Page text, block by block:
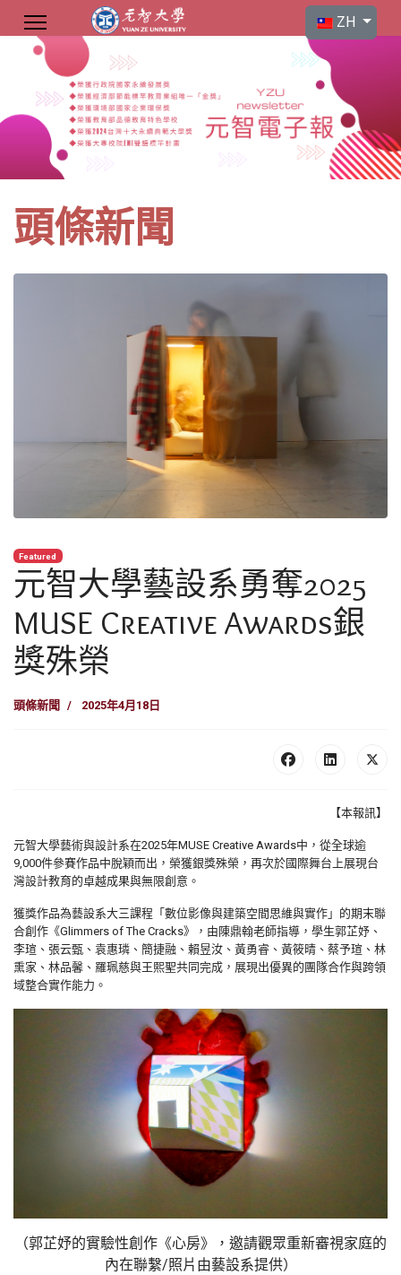
選擇你的語言
ZH
頭條新聞
Featured
元智大學藝設系勇奪2025
MUSE Creative Awards銀
獎殊榮
頭條新聞 2025年4月18日
【本報訊】
元智大學藝術與設計系在2025年MUSE Creative Awards中，從全球逾
9,000件參賽作品中脫穎而出，榮獲銀獎殊榮，再次於國際舞台上展現台
灣設計教育的卓越成果與無限創意。
獲獎作品為藝設系大三課程「數位影像與建築空間思維與實作」的期末聯
合創作《Glimmers of The Cracks》，由陳鼎翰老師指導，學生郭芷妤、
李瑄、張云甄、袁惠璘、簡捷融、賴昱汝、黃勇睿、黃筱晴、蔡予瑄、林
熏家、林品馨、羅珮慈與王熙聖共同完成，展現出優異的團隊合作與跨領
域整合實作能力。
（郭芷妤的實驗性創作《心房》，邀請觀眾重新審視家庭的
內在聯繫/照片由藝設系提供）